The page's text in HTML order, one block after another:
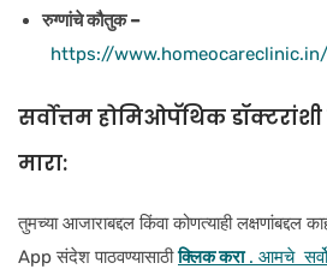
रुग्णांचे कौतुक –
https://
सर्वोत्तम होमिओपॅथिक डॉक्टरांशी
मारा:
तुमच्या आजाराबद्दल किंवा कोणत्याही
App संदेश पाठवण्यासाठीक्लिक करा. आमचे